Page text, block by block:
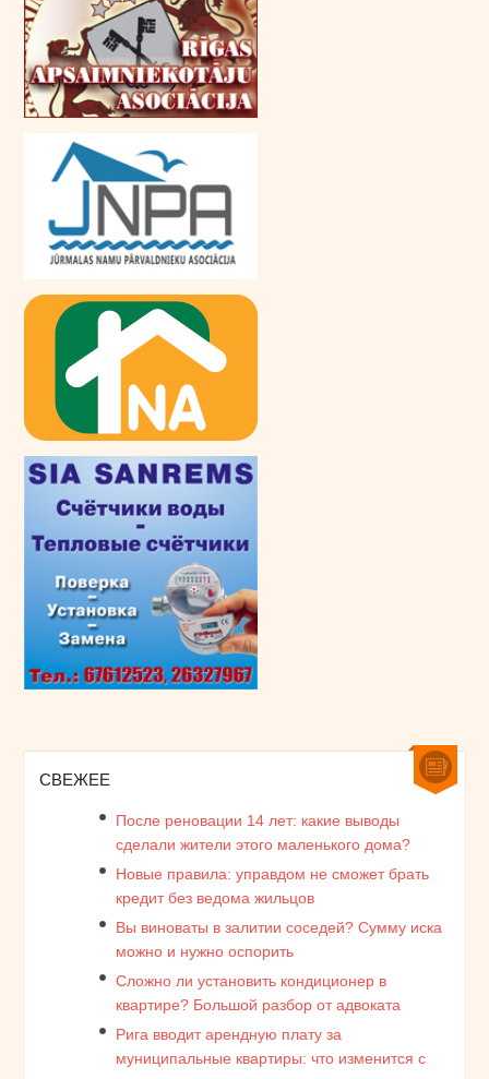
СВЕЖЕЕ
После реновации 14 лет: какие выводы
сделали жители этого маленького дома?
Новые правила: управдом не сможет брать
кредит без ведома жильцов
Вы виноваты в залитии соседей? Сумму иска
можно и нужно оспорить
Сложно ли установить кондиционер в
квартире? Большой разбор от адвоката
Рига вводит арендную плату за
муниципальные квартиры: что изменится с